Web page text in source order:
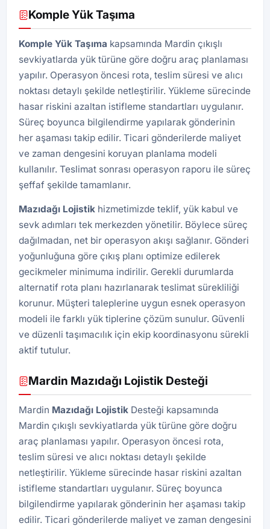
Komple Yük Taşıma
Komple Yük Taşıma kapsamında Mardin çıkışlı
sevkiyatlarda yük türüne göre doğru araç planlaması
yapılır. Operasyon öncesi rota, teslim süresi ve alıcı
noktası detaylı şekilde netleştirilir. Yükleme sürecinde
hasar riskini azaltan istifleme standartları uygulanır.
Süreç boyunca bilgilendirme yapılarak gönderinin
her aşaması takip edilir. Ticari gönderilerde maliyet
ve zaman dengesini koruyan planlama modeli
kullanılır. Teslimat sonrası operasyon raporu ile süreç
şeffaf şekilde tamamlanır.
Mazıdağı Lojistik hizmetimizde teklif, yük kabul ve
sevk adımları tek merkezden yönetilir. Böylece süreç
dağılmadan, net bir operasyon akışı sağlanır. Gönderi
yoğunluğuna göre çıkış planı optimize edilerek
gecikmeler minimuma indirilir. Gerekli durumlarda
alternatif rota planı hazırlanarak teslimat sürekliliği
korunur. Müşteri taleplerine uygun esnek operasyon
modeli ile farklı yük tiplerine çözüm sunulur. Güvenli
ve düzenli taşımacılık için ekip koordinasyonu sürekli
aktif tutulur.
Mardin Mazıdağı Lojistik Desteği
Mardin Mazıdağı Lojistik Desteği kapsamında
Mardin çıkışlı sevkiyatlarda yük türüne göre doğru
araç planlaması yapılır. Operasyon öncesi rota,
teslim süresi ve alıcı noktası detaylı şekilde
netleştirilir. Yükleme sürecinde hasar riskini azaltan
istifleme standartları uygulanır. Süreç boyunca
bilgilendirme yapılarak gönderinin her aşaması takip
edilir. Ticari gönderilerde maliyet ve zaman dengesini